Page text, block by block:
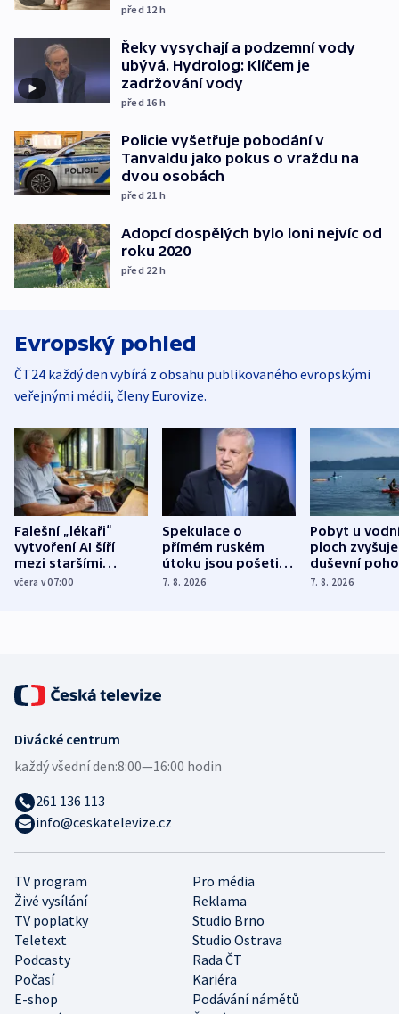
před 12 h
Řeky vysychají a podzemní vody
ubývá. Hydrolog: Klíčem je
zadržování vody
před 16 h
Policie vyšetřuje pobodání v
Tanvaldu jako pokus o vraždu na
dvou osobách
před 21 h
Adopcí dospělých bylo loni nejvíc od
roku 2020
před 22 h
Evropský pohled
ČT24 každý den vybírá z obsahu publikovaného evropskými
veřejnými médii, členy Eurovize.
Falešní „lékaři“
vytvoření AI šíří
mezi staršími
Poláky nebezpečné
včera v 07:00
Spekulace o
přímém ruském
útoku jsou pošetilé,
míní estonský
7. 8. 2026
Pobyt u
ploch zvyšuje
duševní
ukázala
7. 8. 2026
TV program
Pro média
Živé vysílání
Reklama
TV poplatky
Studio Brno
Teletext
Studio Ostrava
Podcasty
Rada ČT
Počasí
Kariéra
E-shop
Podávání námětů
Divácké centrum
každý všední den:8:00—16:00 hodin
261 136 113
info@ceskatelevize.cz